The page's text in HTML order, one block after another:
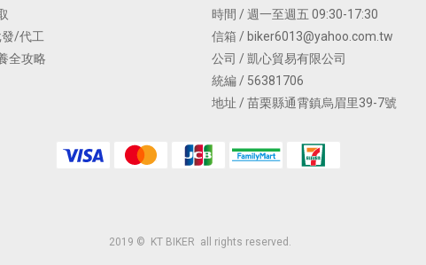
/代工
全攻略
時間 / 週一至週五 09:30-17:30
信箱 / biker6013@yahoo.com.tw
公司 / 凱心貿易有限公司
統編 / 56381706
地址 / 苗栗縣通霄鎮烏眉里39-7號
2019 © KT BIKER all rights reserved.